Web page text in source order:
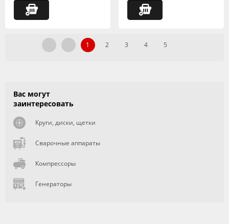
1 2 3 4 5
Вас могут
заинтересовать
Круги, диски, щетки
Сварочные аппараты
Компрессоры
Генераторы